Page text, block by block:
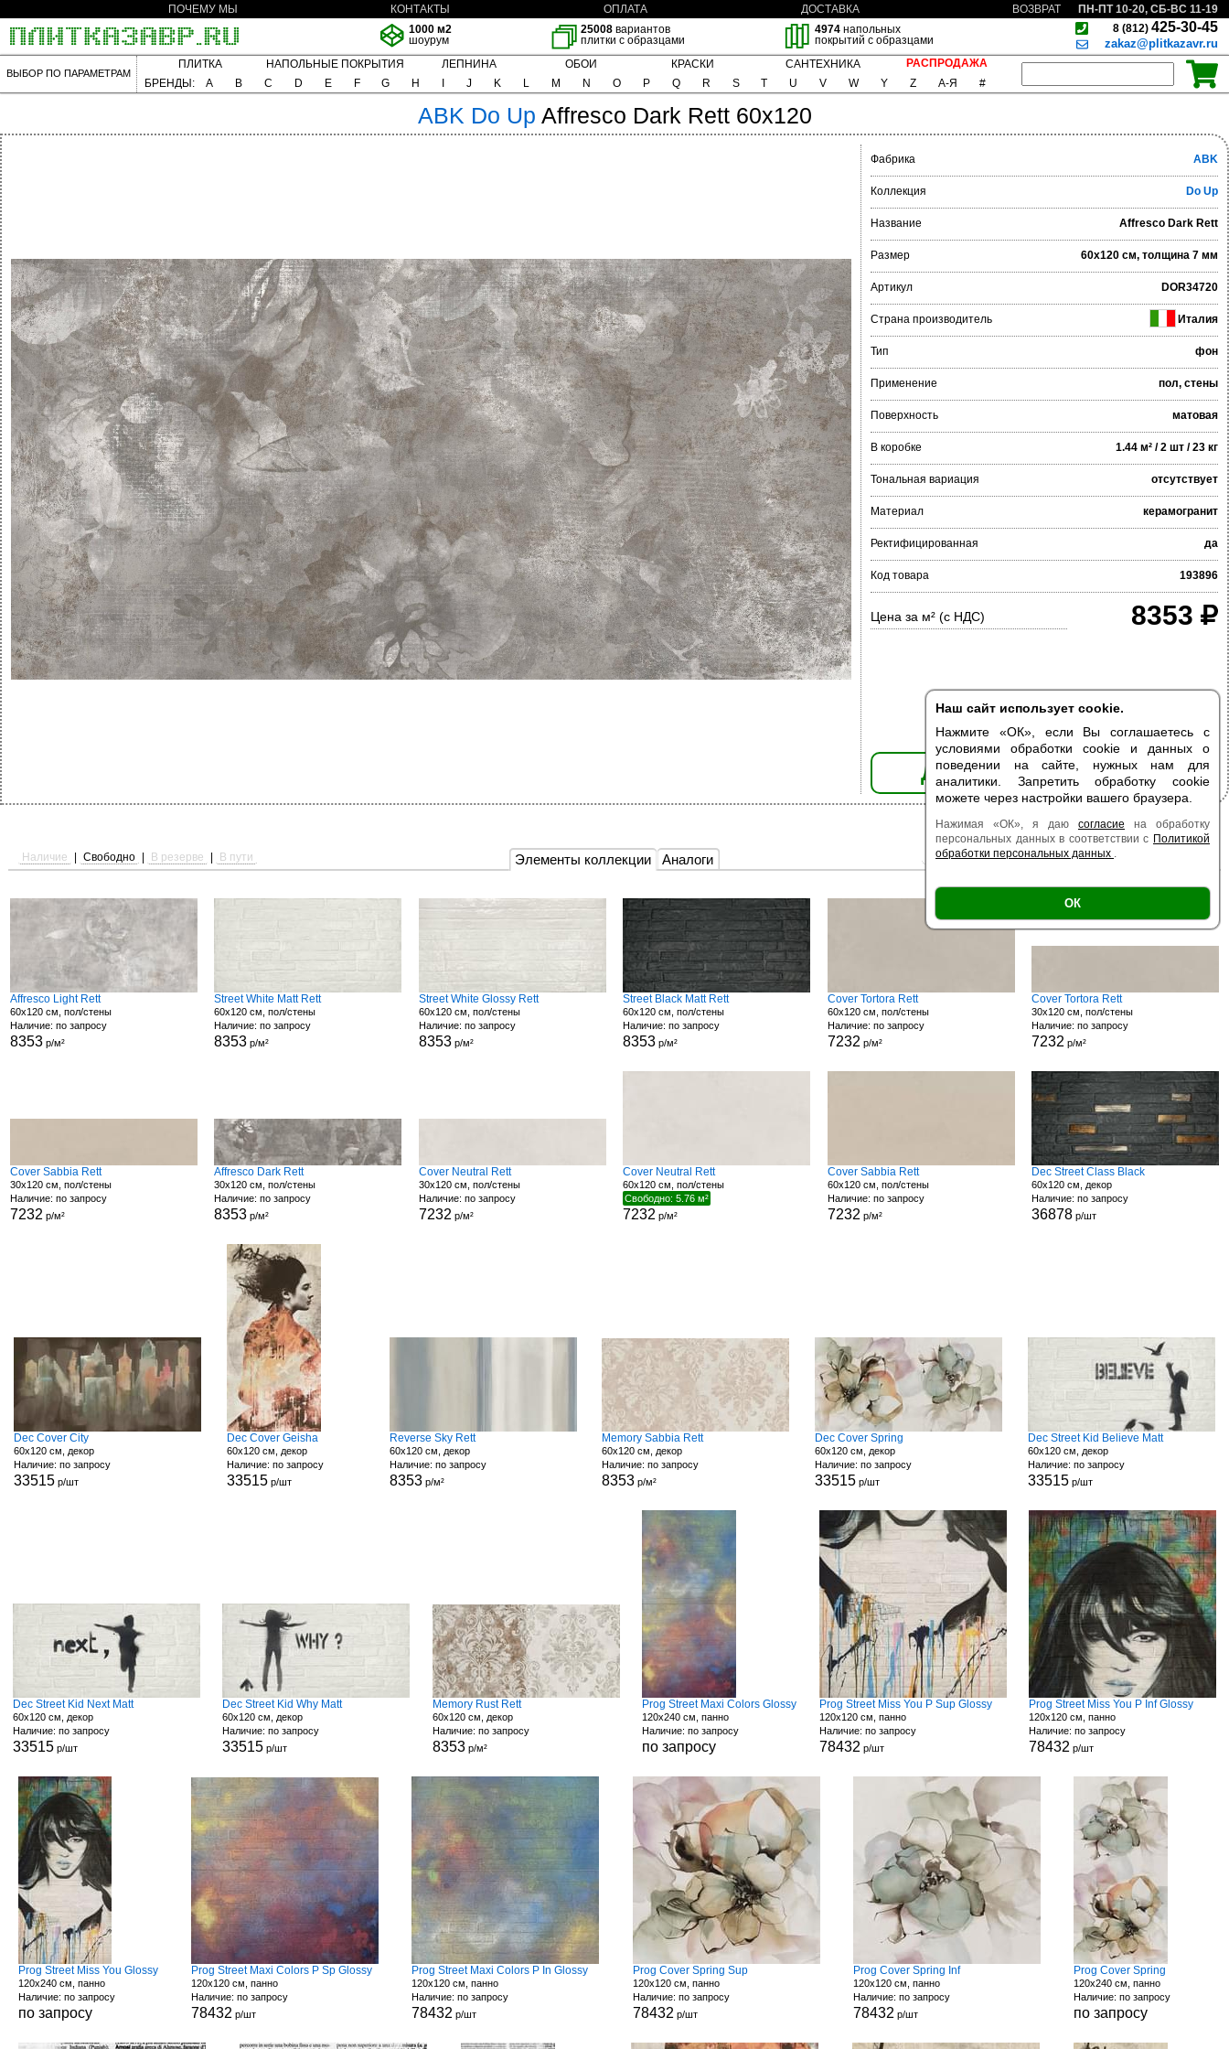
Наш сайт использует cookie.
Нажмите «ОК», если Вы соглашаетесь с
условиями обработки cookie и данных о
поведении на сайте, нужных нам для
аналитики. Запретить обработку cookie
можете через настройки вашего браузера.
Нажимая «ОК», я даю согласие на обработку
персональных данных в соответствии с Политикой
обработки персональных данных .
ОК
ПОЧЕМУ МЫ КОНТАКТЫ ОПЛАТА ДОСТАВКА ВОЗВРАТ
ПН-ПТ 10-20, СБ-ВС 11-19
1000 м2
шоурум
25008 вариантов
плитки с образцами
4974напольных
покрытий с образцами
8 (812) 425-30-45
zakaz@plitkazavr.ru
ВЫБОР ПО ПАРАМЕТРАМ
ПЛИТКА НАПОЛЬНЫЕ ПОКРЫТИЯ ЛЕПНИНА ОБОИ КРАСКИ САНТЕХНИКА
РАСПРОДАЖА
БРЕНДЫ:
A B C D E F G H J K L M N O P Q R S T U V W Y Z А-Я #
ABK Do Up Affresco Dark Rett 60x120
Фабрика ABK
Коллекция Do Up
Название Affresco Dark Rett
Размер 60x120 см, толщина 7 мм
Артикул DOR34720
Страна производитель Италия
Тип фон
Применение пол, стены
Поверхность матовая
В коробке 1.44 м² / 2 шт / 23 кг
Тональная вариация отсутствует
Материал керамогранит
Ректифицированная да
Код товара 193896
Цена за м² (с НДС) 8353
ДОБАВИТЬ В КОРЗИНУ
Элементы коллекции Аналоги
Наличие Свободно В резерве В пути Есть образец | Поверхность |
Affresco Light Rett
60x120 см, пол/стены
Наличие: по запросу
8353р/м²
Street White Matt Rett
60x120 см, пол/стены
Наличие: по запросу
8353 р/м²
Street White Glossy Rett
60x120 см, пол/стены
Наличие: по запросу
8353р/м²
Street Black Matt Rett
60x120 см, пол/стены
Наличие: по запросу
8353 р/м²
Cover Tortora Rett
60x120 см, пол/стены
Наличие: по запросу
7232 р/м²
Cover Tortora Rett
30x120 см, пол/стены
Наличие: по запросу
7232 р/м²
Cover Sabbia Rett
30x120 см, пол/стены
Наличие: по запросу
7232 р/м²
Affresco Dark Rett
30x120 см, пол/стены
Наличие: по запросу
8353 р/м²
Cover Neutral Rett
30x120 см, пол/стены
Наличие: по запросу
7232 р/м²
Cover Neutral Rett
60x120 см, пол/стены
Свободно: 5.76 м²
7232 р/м²
Cover Sabbia Rett
60x120 см, пол/стены
Наличие: по запросу
7232 р/м²
Dec Street Class Black
60x120 см, декор
Наличие: по запросу
36878 р/шт
Dec Cover City
60x120 см, декор
Наличие: по запросу
33515 р/шт
Dec Cover Geisha
60x120 см, декор
Наличие: по запросу
33515р/шт
Reverse Sky Rett
60x120 см, декор
Наличие: по запросу
8353р/м²
Memory Sabbia Rett
60x120 см, декор
Наличие: по запросу
8353 р/м²
Dec Cover Spring
60x120 см, декор
Наличие: по запросу
33515р/шт
Dec Street Kid Believe Matt
60x120 см, декор
Наличие: по запросу
33515р/шт
Dec Street Kid Next Matt
60x120 см, декор
Наличие: по запросу
33515р/шт
Dec Street Kid Why Matt
60x120 см, декор
Наличие: по запросу
33515 р/шт
Memory Rust Rett
60x120 см, декор
Наличие: по запросу
8353р/м²
Prog Street Maxi Colors Glossy
120x240 см, панно
Наличие: по запросу
по запросу
Prog Street Miss You P Sup Glossy
120x120 см, панно
Наличие: по запросу
78432 р/шт
Prog Street Miss You P Inf Glossy
120x120 см, панно
Наличие: по запросу
78432 р/шт
Prog Street Miss You Glossy
120x240 см, панно
Наличие: по запросу
по запросу
Prog Street Maxi Colors P Sp Glossy
120x120 см, панно
Наличие: по запросу
78432 р/шт
Prog Street Maxi Colors P In Glossy
120x120 см, панно
Наличие: по запросу
78432 р/шт
Prog Cover Spring Sup
120x120 см, панно
Наличие: по запросу
78432 р/шт
Prog Cover Spring Inf
120x120 см, панно
Наличие: по запросу
78432 р/шт
Prog Cover Spring
120x240 см, панно
Наличие: по запросу
по запросу